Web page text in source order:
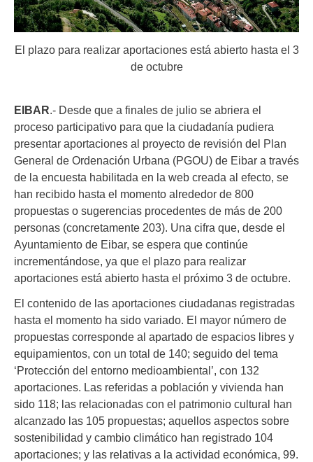
El plazo para realizar aportaciones está abierto hasta el 3
de octubre
EIBAR.- Desde que a finales de julio se abriera el
proceso participativo para que la ciudadanía pudiera
presentar aportaciones al proyecto de revisión del Plan
General de Ordenación Urbana (PGOU) de Eibar a través
de la encuesta habilitada en la web creada al efecto, se
han recibido hasta el momento alrededor de 800
propuestas o sugerencias procedentes de más de 200
personas (concretamente 203). Una cifra que, desde el
Ayuntamiento de Eibar, se espera que continúe
incrementándose, ya que el plazo para realizar
aportaciones está abierto hasta el próximo 3 de octubre.
El contenido de las aportaciones ciudadanas registradas
hasta el momento ha sido variado. El mayor número de
propuestas corresponde al apartado de espacios libres y
equipamientos, con un total de 140; seguido del tema
‘Protección del entorno medioambiental’, con 132
aportaciones. Las referidas a población y vivienda han
sido 118; las relacionadas con el patrimonio cultural han
alcanzado las 105 propuestas; aquellos aspectos sobre
sostenibilidad y cambio climático han registrado 104
aportaciones; y las relativas a la actividad económica, 99.